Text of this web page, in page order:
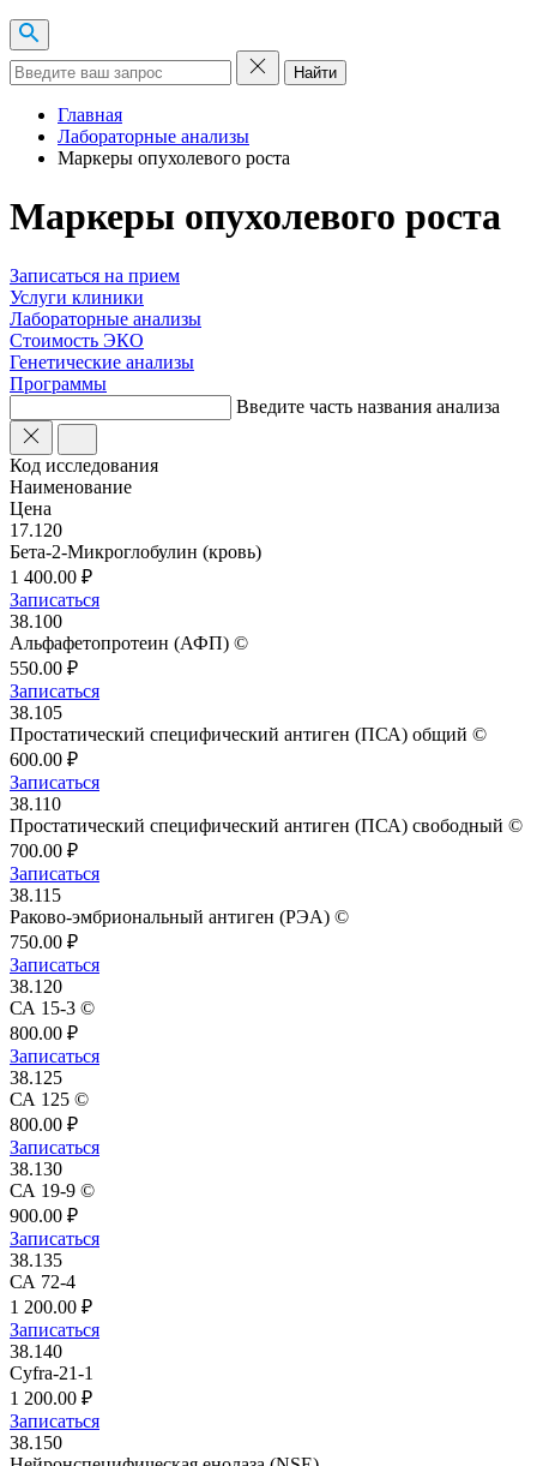
Найти
Главная
Лабораторные анализы
Маркеры опухолевого роста
Маркеры опухолевого роста
Записаться на прием
Услуги клиники
Лабораторные анализы
Стоимость ЭКО
Генетические анализы
Программы
Введите часть названия анализа
Код исследования
Наименование
Цена
17.120
Бета-2-Микроглобулин (кровь)
1 400.00 ₽
Записаться
38.100
Альфафетопротеин (АФП) ©
550.00 ₽
Записаться
38.105
Простатический специфический антиген (ПСА) общий ©
600.00 ₽
Записаться
38.110
Простатический специфический антиген (ПСА) свободный ©
700.00 ₽
Записаться
38.115
Раково-эмбриональный антиген (РЭА) ©
750.00 ₽
Записаться
38.120
СА 15-3 ©
800.00 ₽
Записаться
38.125
СА 125 ©
800.00 ₽
Записаться
38.130
СА 19-9 ©
900.00 ₽
Записаться
38.135
СА 72-4
1 200.00 ₽
Записаться
38.140
Cyfra-21-1
1 200.00 ₽
Записаться
38.150